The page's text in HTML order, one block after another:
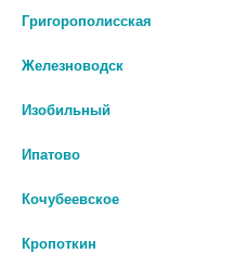
Григорополисская
Железноводск
Изобильный
Ипатово
Кочубеевское
Кропоткин